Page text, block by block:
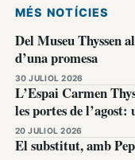
MÉS NOTÍCIES
Del Museu Thyssen
d’una promesa
30 JULIOL 2026
L’Espai Carmen
les portes de
20 JULIOL 2026
El substitut, amb